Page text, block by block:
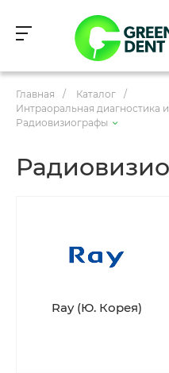
Главная / Каталог
/
Интраоральная диагностика
Радиовизиографы
Ray (Ю. Корея)